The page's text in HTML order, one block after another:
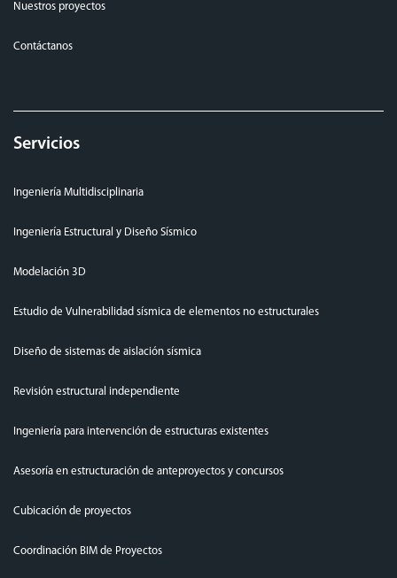
Nuestros proyectos
Contáctanos
Servicios
Ingeniería Multidisciplinaria
Ingeniería Estructural y Diseño Sísmico
Modelación 3D
Estudio de Vulnerabilidad sísmica de elementos no estructurales
Diseño de sistemas de aislación sísmica
Revisión estructural independiente
Ingeniería para intervención de estructuras existentes
Asesoría en estructuración de anteproyectos y concursos
Cubicación de proyectos
Coordinación BIM de Proyectos